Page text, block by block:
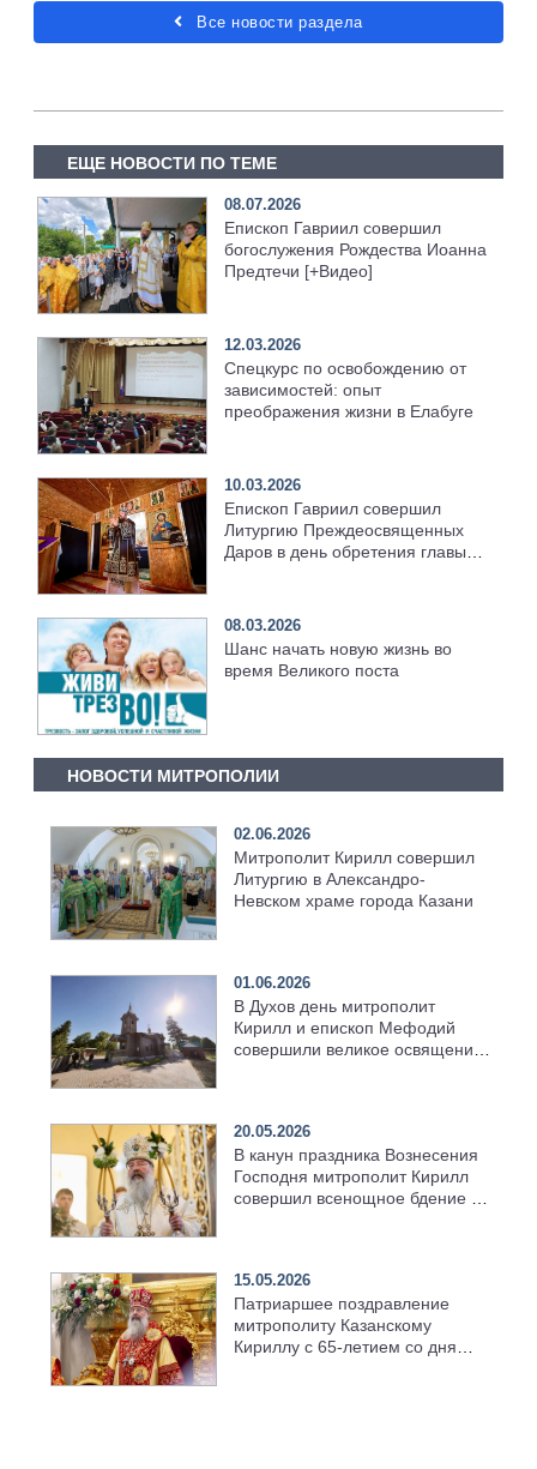
Все новости раздела
ЕЩЕ НОВОСТИ ПО ТЕМЕ
08.07.2026
Епископ Гавриил совершил
богослужения Рождества Иоанна
Предтечи [+Видео]
12.03.2026
Спецкурс по освобождению от
зависимостей: опыт
преображения жизни в Елабуге
10.03.2026
Епископ Гавриил совершил
Литургию Преждеосвященных
Даров в день обретения главы
08.03.2026
Шанс начать новую жизнь во
время Великого поста
НОВОСТИ МИТРОПОЛИИ
02.06.2026
Митрополит Кирилл совершил
Литургию в Александро-
Невском храме города Казани
01.06.2026
В Духов день митрополит
Кирилл и епископ Мефодий
совершили великое освящение
20.05.2026
В канун праздника Вознесения
Господня митрополит Кирилл
совершил всенощное бдение в
15.05.2026
Патриаршее поздравление
митрополиту Казанскому
Кириллу с 65-летием со дня